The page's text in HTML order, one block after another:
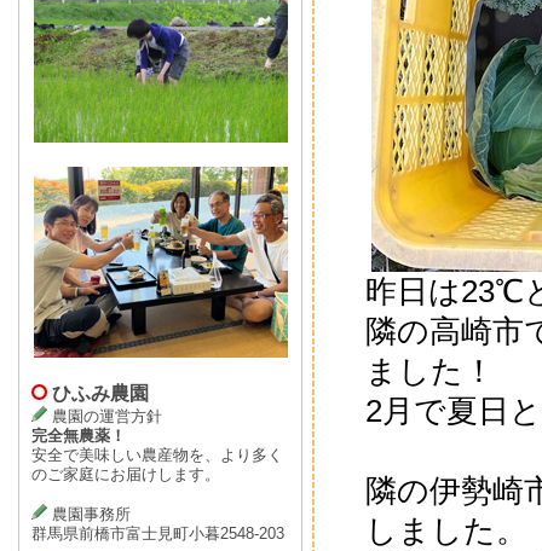
ひふみ農園
農園の運営方針
完全無農薬！
安全で美味しい農産物を、より多く
のご家庭にお届けします。
農園事務所
群馬県前橋市富士見町小暮2548-203
昨日は23℃
隣の高崎市
ました！
2月で夏日
隣の伊勢崎
しました。